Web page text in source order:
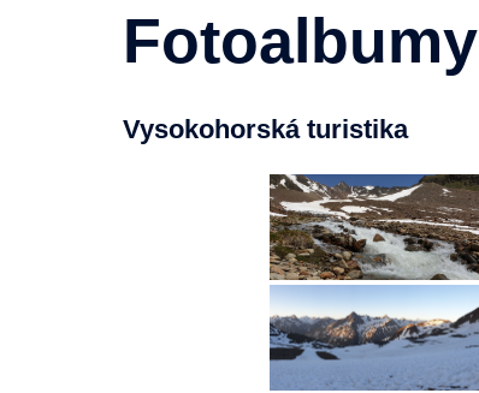
Fotoalbumy
Vysokohorská turistika